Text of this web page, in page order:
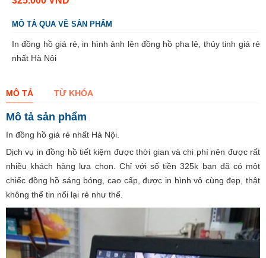
MÔ TẢ QUA VỀ SẢN PHẨM
In đồng hồ giá rẻ, in hình ảnh lên đồng hồ pha lê, thủy tinh giá rẻ
nhất Hà Nội
MÔ TẢ TỪ KHÓA
Mô tả sản phẩm
In đồng hồ giá rẻ nhất Hà Nội.
Dịch vụ in đồng hồ tiết kiệm được thời gian và chi phí nên được rất
nhiều khách hàng lựa chọn. Chỉ với số tiền 325k bạn đã có một
chiếc đồng hồ sáng bóng, cao cấp, được in hình vô cùng đẹp, thật
không thể tin nổi lại rẻ như thế.